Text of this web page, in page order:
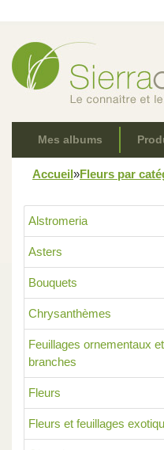
Mes albums
Accueil»Fleurs par
Alstromeria
Asters
Bouquets
Chrysanthèmes
Feuillages ornementaux et
branches
Fleurs
Fleurs et feuillages